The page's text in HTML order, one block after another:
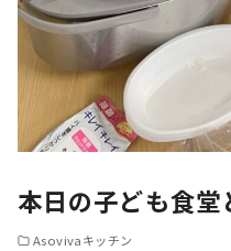
本日の子ども食
Asovivaキッチン